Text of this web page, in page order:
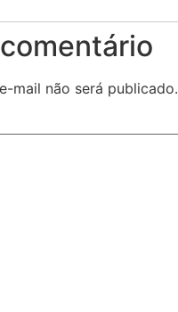
mail não será publicado.